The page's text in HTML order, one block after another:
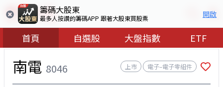
籌碼大股東
最多人按讚的籌碼APP 跟著大股東買股票 開啟
首頁 自選股 大盤指數 ETF
南電 8046 上市 電子–電子零組件